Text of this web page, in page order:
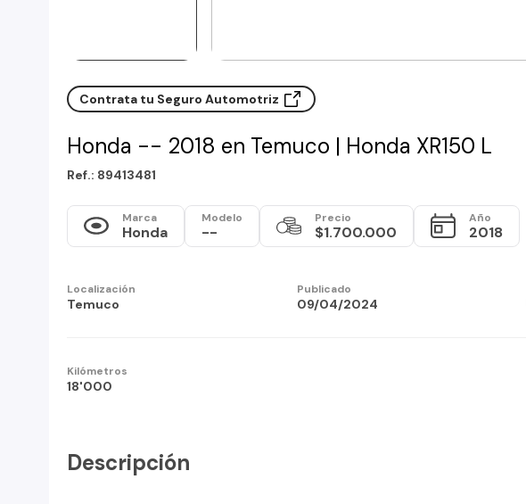
Contrata tu Seguro Automotriz
Honda -- 2018 en Temuco | Honda XR150 L
Ref.: 89413481
Marca
Honda
Modelo
--
Precio
$1.700.000
Año
2018
Localización
Temuco
Publicado
09/04/2024
Kilómetros
18'000
Descripción